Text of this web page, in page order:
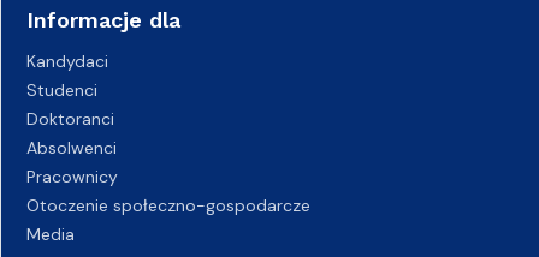
Informacje dla
Kandydaci
Studenci
Doktoranci
Absolwenci
Pracownicy
Otoczenie społeczno-gospodarcze
Media